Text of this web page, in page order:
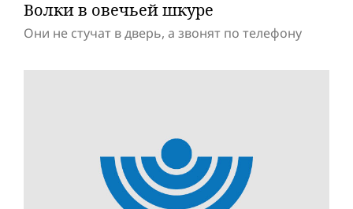
Волки в овечьей шкуре
Они не стучат в дверь, а звонят по телефону